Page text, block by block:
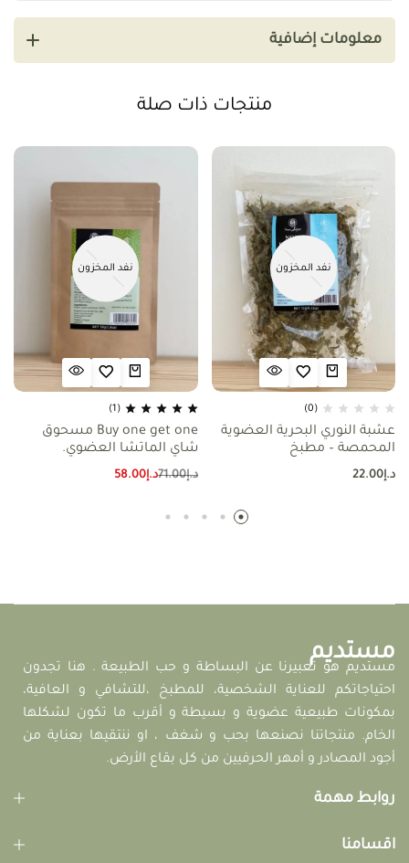
معلومات إضافية
منتجات ذات صلة
نفد المخزون
(0)
عشبة النوري البحرية العضوية
المحمصة – مطبخ
الماكروبيوتك
د.إ22.00
نفد المخزون
(1)
Buy one get one مسحوق
شاي الماتشا العضوي.
د.إ71.00د.إ58.00
مستديم
مستديم هو تعبيرنا عن البساطة و حب الطبيعة . هنا تجدون
احتياجاتكم للعناية الشخصية، للمطبخ ،للتشافي و العافية،
بمكونات طبيعية عضوية و بسيطة و أقرب ما تكون لشكلها
الخام. منتجاتنا نصنعها بحب و شغف ، او ننتقيها بعناية من
أجود المصادر و أمهر الحرفيين من كل بقاع الأرض.
روابط مهمة
اقسامنا